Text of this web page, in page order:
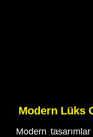
Modern Lüks
Modern